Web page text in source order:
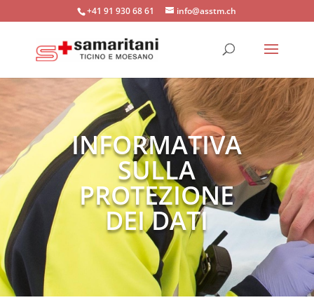
+41 91 930 68 61 info@asstm.ch
INFORMATIVA
SULLA
PROTEZIONE
DEI DATI